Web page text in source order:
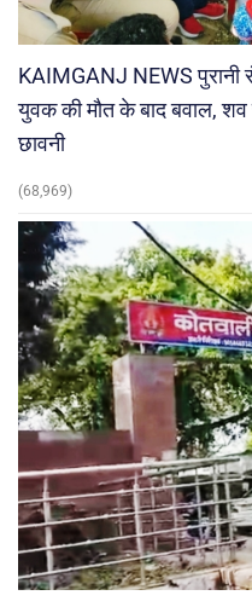
KAIMGANJ NEWS पुरानी
युवक की मौत के बाद बवाल,
छावनी
(68,969)